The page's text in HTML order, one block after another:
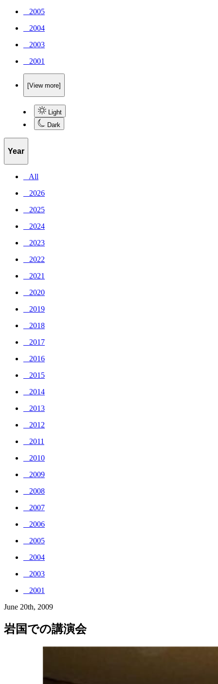
_ 2005
_ 2004
_ 2003
_ 2001
[View more]
Light
Dark
Year
_ All
_ 2026
_ 2025
_ 2024
_ 2023
_ 2022
_ 2021
_ 2020
_ 2019
_ 2018
_ 2017
_ 2016
_ 2015
_ 2014
_ 2013
_ 2012
_ 2011
_ 2010
_ 2009
_ 2008
_ 2007
_ 2006
_ 2005
_ 2004
_ 2003
_ 2001
June 20th, 2009
岩国での講演会